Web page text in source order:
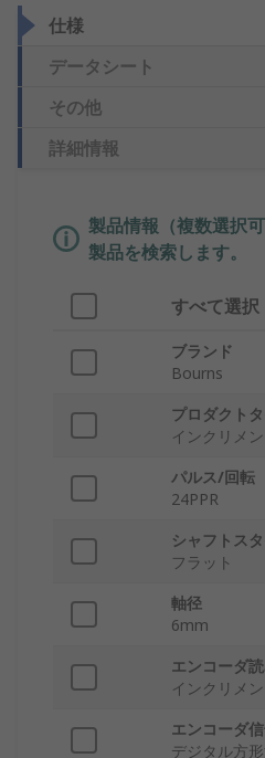
仕様
データシート
その他
詳細情報
製品情報（複数選択
製品を検索します。
すべて選択
ブランド
Bourns
プロダクト
インクリメ
パルス/回転
24PPR
シャフトス
フラット
軸径
6mm
エンコーダ
インクリメ
エンコーダ
デジタル方